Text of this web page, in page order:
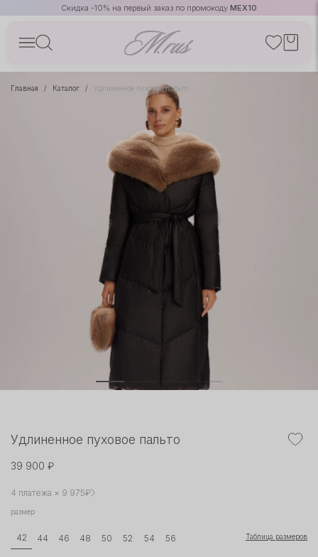
Скидка -10% на первый заказ по промокоду MEX10
Главная Каталог Удлиненное пуховое пальто
Удлиненное пуховое пальто
39 900 ₽
4 платежа × 9 975₽
размер
42 44 46 48 50 52 54 56 Таблица размеров